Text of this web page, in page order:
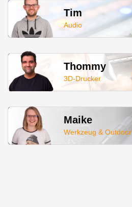
Tim
Audio
Thommy
3D-Drucker
Maike
Werkzeug & Outdoor